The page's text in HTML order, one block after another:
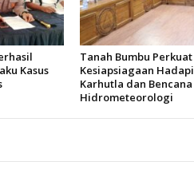
Kasus
Tanah Bumbu Perkuat
Kesiapsiagaan Hadapi
Karhutla dan Bencana
Hidrometeorologi